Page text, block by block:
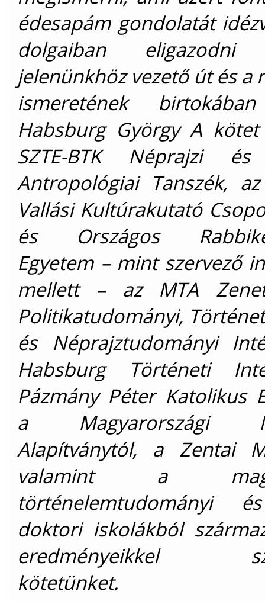
édesapám gondolatát
dolgaiban
jelenünkhöz vezető út és a
ismeretének
Habsburg György A
SZTE-BTK Néprajzi és
Antropológiai Tanszék, az
Vallási Kultúrakutató
és Országos
Egyetem – mint szervező
mellett – az MTA
Politikatudományi,
és Néprajztudományi
Habsburg Történeti
Pázmány Péter Katolikus
a Magyarországi
Alapítványtól, a Zentai
valamint a
történelemtudományi
doktori iskolákból
eredményeikkel
kötetünket.